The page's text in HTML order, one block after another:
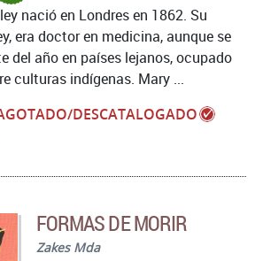
DESCATALOGADO
nació en Londres en 1862. Su
era doctor en medicina, aunque se
del año en países lejanos, ocupado
culturas indígenas. Mary ...
FORMAS DE MORIR
Zakes Mda